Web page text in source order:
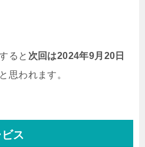
ると 次回は2024年9月20日
思われます。
ス